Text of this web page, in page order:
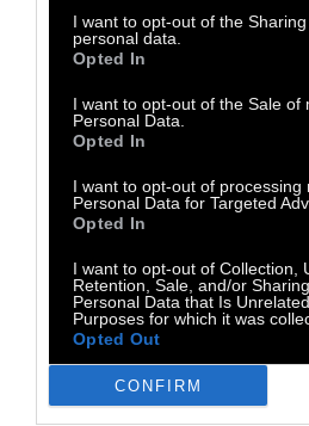
I want to opt-out of the
personal data.
Opted In
I want to opt-out of the Sale of
Personal Data.
Opted In
I want to opt-out of processing
Personal Data for Targeted
Opted In
I want to opt-out of Collection,
Retention, Sale, and/or
Personal Data that Is
Purposes for which it was
Opted Out
CONFIRM
Οικονομικές δυσκολίες.
ισχύει ουσιαστικά
έτους, αλλά η περίοδο του
επιδεινώνει αυτά τα
είναι οι καλοκαιρινές